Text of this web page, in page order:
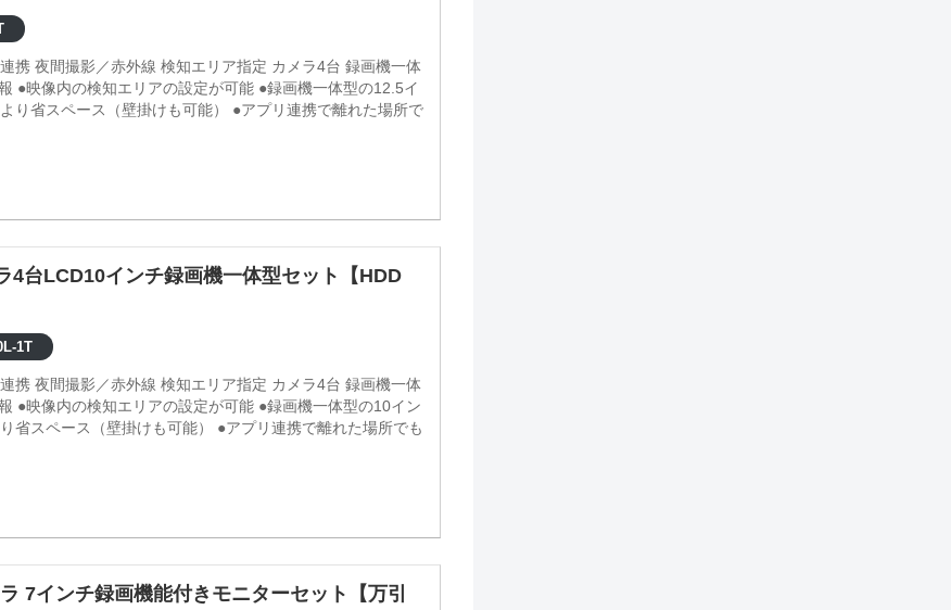
携 夜間撮影／赤外線 検知エリア指定 カメラ4台 録画機一体
り省スペース（壁掛けも可能） ●アプリ連携で離れた場所で
4台LCD10インチ録画機一体型セット【HDD
1T
携 夜間撮影／赤外線 検知エリア指定 カメラ4台 録画機一体
省スペース（壁掛けも可能） ●アプリ連携で離れた場所でも
7インチ録画機能付きモニターセット【万引